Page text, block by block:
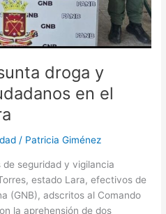
droga y
en el
/ Patricia Giménez
seguridad y vigilancia
estado Lara, efectivos de
(GNB), adscritos al Comando
la aprehensión de dos